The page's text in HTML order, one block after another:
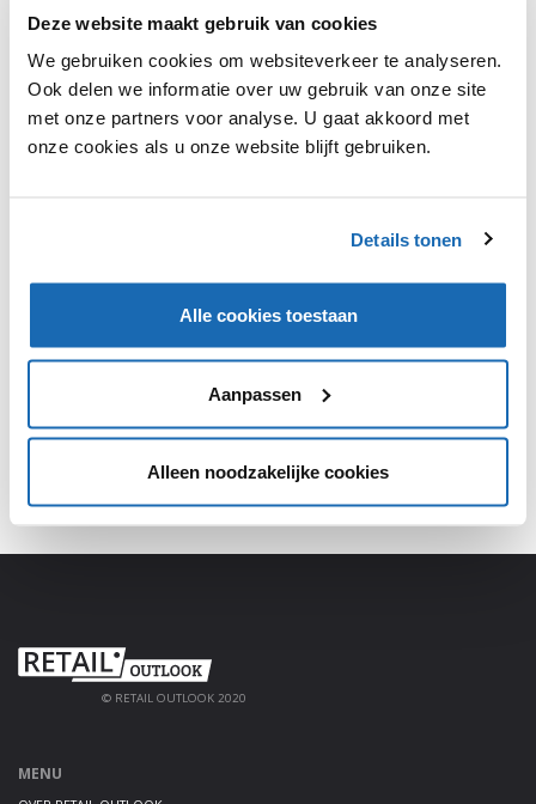
Deze website maakt gebruik van cookies
We gebruiken cookies om websiteverkeer te analyseren.
Ook delen we informatie over uw gebruik van onze site
met onze partners voor analyse. U gaat akkoord met
onze cookies als u onze website blijft gebruiken.
Details tonen
Alle cookies toestaan
Aanpassen
Alleen noodzakelijke cookies
impact daarvan op zijn bedrijf.
1
SHARE, LEARN & CONNECT!
platform!
AANMELDEN
© RETAIL OUTLOOK 2020
MENU